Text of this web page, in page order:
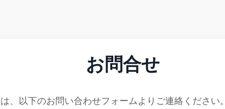
お問合せ
、以下のお問い合わせフォームよりご連絡ください。